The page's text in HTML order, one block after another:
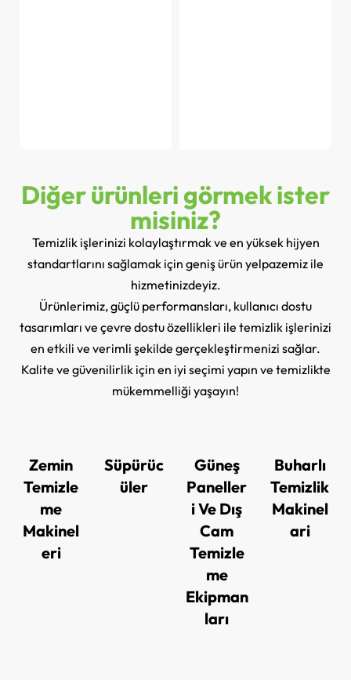
Diğer ürünleri görmek ister
misiniz?
Temizlik işlerinizi kolaylaştırmak ve en yüksek hijyen
standartlarını sağlamak için geniş ürün yelpazemiz ile
hizmetinizdeyiz.
Ürünlerimiz, güçlü performansları, kullanıcı dostu
tasarımları ve çevre dostu özellikleri ile temizlik işlerinizi
en etkili ve verimli şekilde gerçekleştirmenizi sağlar.
Kalite ve güvenilirlik için en iyi seçimi yapın ve temizlikte
mükemmelliği yaşayın!
Zemin
Temizle
me
Makinel
eri
Süpürüc
üler
Güneş
Paneller
i Ve Dış
Cam
Temizle
me
Ekipman
ları
Buharlı
Temizlik
Makinel
ari